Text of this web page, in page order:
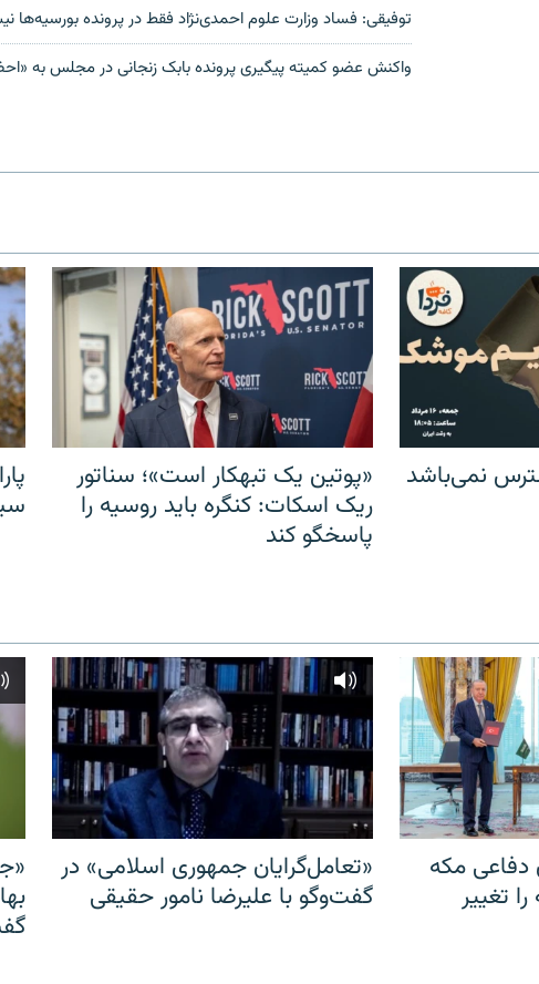
توفیقی: فساد وزارت علوم احمدی‌نژاد فقط در پرونده بورسیه‌ها
واکنش عضو کمیته پیگیری پرونده بابک زنجانی در مجلس به
نمی‌باشد
«پوتین یک تبهکار است»؛ سناتور
ریک اسکات: کنگره باید روسیه را
پاسخگو کند
مکه
تغییر
«تعامل‌گرایان جمهوری اسلامی» در
گفت‌وگو با علیرضا نامور حقیقی